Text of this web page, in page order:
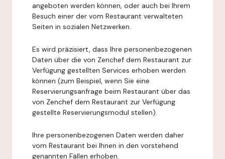
angeboten werden können, oder auch bei Ihrem
Besuch einer der vom Restaurant verwalteten
Seiten in sozialen Netzwerken.
Es wird präzisiert, dass Ihre personenbezogenen
Daten über die von Zenchef dem Restaurant zur
Verfügung gestellten Services erhoben werden
können (zum Beispiel, wenn Sie eine
Reservierungsanfrage beim Restaurant über das
von Zenchef dem Restaurant zur Verfügung
gestellte Reservierungsmodul stellen).
Ihre personenbezogenen Daten werden daher
vom Restaurant bei Ihnen in den vorstehend
genannten Fällen erhoben.